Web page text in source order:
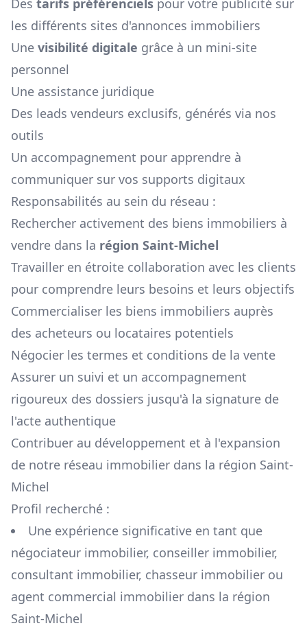
Des tarifs préférenciels pour votre publicité sur
les différents sites d'annonces immobiliers
Une visibilité digitale grâce à un mini-site
personnel
Une assistance juridique
Des leads vendeurs exclusifs, générés via nos
outils
Un accompagnement pour apprendre à
communiquer sur vos supports digitaux
Responsabilités au sein du réseau :
Rechercher activement des biens immobiliers à
vendre dans la région Saint-Michel
Travailler en étroite collaboration avec les clients
pour comprendre leurs besoins et leurs objectifs
Commercialiser les biens immobiliers auprès
des acheteurs ou locataires potentiels
Négocier les termes et conditions de la vente
Assurer un suivi et un accompagnement
rigoureux des dossiers jusqu'à la signature de
l'acte authentique
Contribuer au développement et à l'expansion
de notre réseau immobilier dans la région Saint-
Michel
Profil recherché :
Une expérience significative en tant que
négociateur immobilier, conseiller immobilier,
consultant immobilier, chasseur immobilier ou
agent commercial immobilier dans la région
Saint-Michel